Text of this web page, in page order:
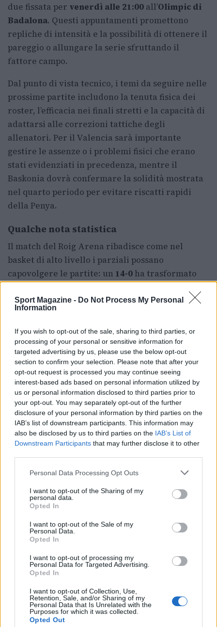
Sport Magazine - Do Not Process My Personal
Information
If you wish to opt-out of the sale, sharing to third parties, or
processing of your personal or sensitive information for
targeted advertising by us, please use the below opt-out
section to confirm your selection. Please note that after your
opt-out request is processed you may continue seeing
interest-based ads based on personal information utilized by
us or personal information disclosed to third parties prior to
your opt-out. You may separately opt-out of the further
disclosure of your personal information by third parties on the
IAB’s list of downstream participants. This information may
also be disclosed by us to third parties on the IAB’s List of
Downstream Participants that may further disclose it to other
Please note that this website/app uses one or more Google
not limited to your visit or usage behaviour. You may click to
grant or deny consent to Google and its third-party tags to
use your data for below specified purposes in below Google
consent section.
Personal Data Processing Opt Outs
I want to opt-out of the Sharing of my
personal data.
Opted In
I want to opt-out of the Sale of my
Personal Data.
Opted In
I want to opt-out of processing my
Personal Data for Targeted Advertising.
Opted In
I want to opt-out of Collection, Use,
Retention, Sale, and/or Sharing of my
Personal Data that Is Unrelated with the
Purposes for which it was collected.
Opted Out
due fissata per venerdì alle 21:00 all’Olimpic di
Badalona. Questi appuntamenti promettono
repliche di intensità e la possibilità di ottenere il
pareggio o allungare la serie sfruttando il
fattore campo.
Dal punto di vista tecnico, i temi da seguire nelle
prossime partite includono la tenuta fisica dei
roster, l’efficacia nei finali stretti e la capacità di
adattarsi alle correzioni tattiche degli
allenatori. Per il Valencia sarà importante
gestire le assenze o i problemi fisici che erano
stati evidenziati in precedenza, mentre il
Baskonia dovrà confermare la solidità mostrata
nel quarto periodo per evitare riscatti rapidi
della Penya.
Qualche nota statistica
Il match del Roig Arena ribadisce come nel
basket di alto livello i parziali possano
capovolgere le partite: un 14-0 ha trasformato
recente tra Valencia e Bilbao è stato sempre
acceso: nella stagione regolare più recente le
due formazioni avevano dato vita a partite
equilibrate, incluso un 88-83 terminato a favore
del Valencia, a dimostrazione che gli incontri
possono oscillare fino all’ultimo possesso.
In sintesi, l’apertura dei quarti ha consegnato
emozioni, rimpianti e motivazioni per le risposte
immediate: la lotta continua e il calendario offre
nuovi capitoli già a breve.
AUTORE
Francesca Lombardi, fiorentina, prese appunti
tecnici dal primo box di un circuito toscano e
redazione sostiene un approccio metodico
alle prove su pista, cura il format 'tecnica e
debutto tecnico in autodromo.